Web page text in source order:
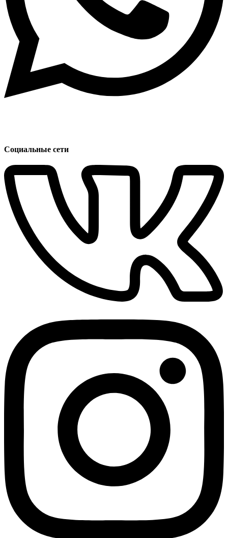
Социальные сети